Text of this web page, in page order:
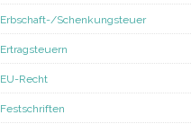
Erbschaft-/Schenkungsteuer
Ertragsteuern
EU-Recht
Festschriften